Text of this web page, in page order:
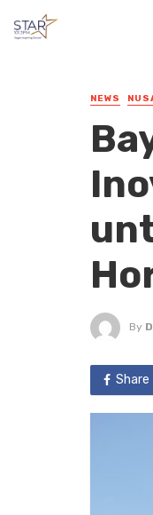
NEWS
By
Share